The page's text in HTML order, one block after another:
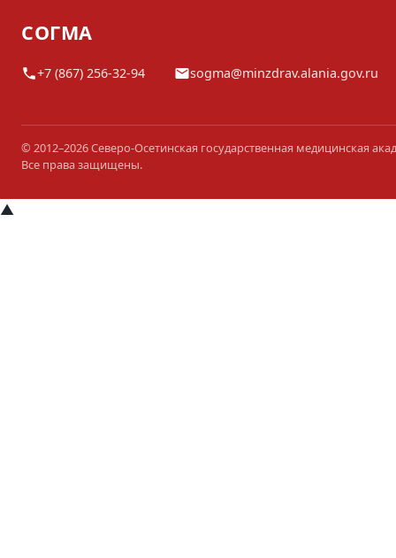
СОГМА
+7 (867) 256-32-94 sogma@minzdrav.alania.gov.ru
© 2012–2026 Северо-Осетинская государственная медицинская
Все права защищены.
▲